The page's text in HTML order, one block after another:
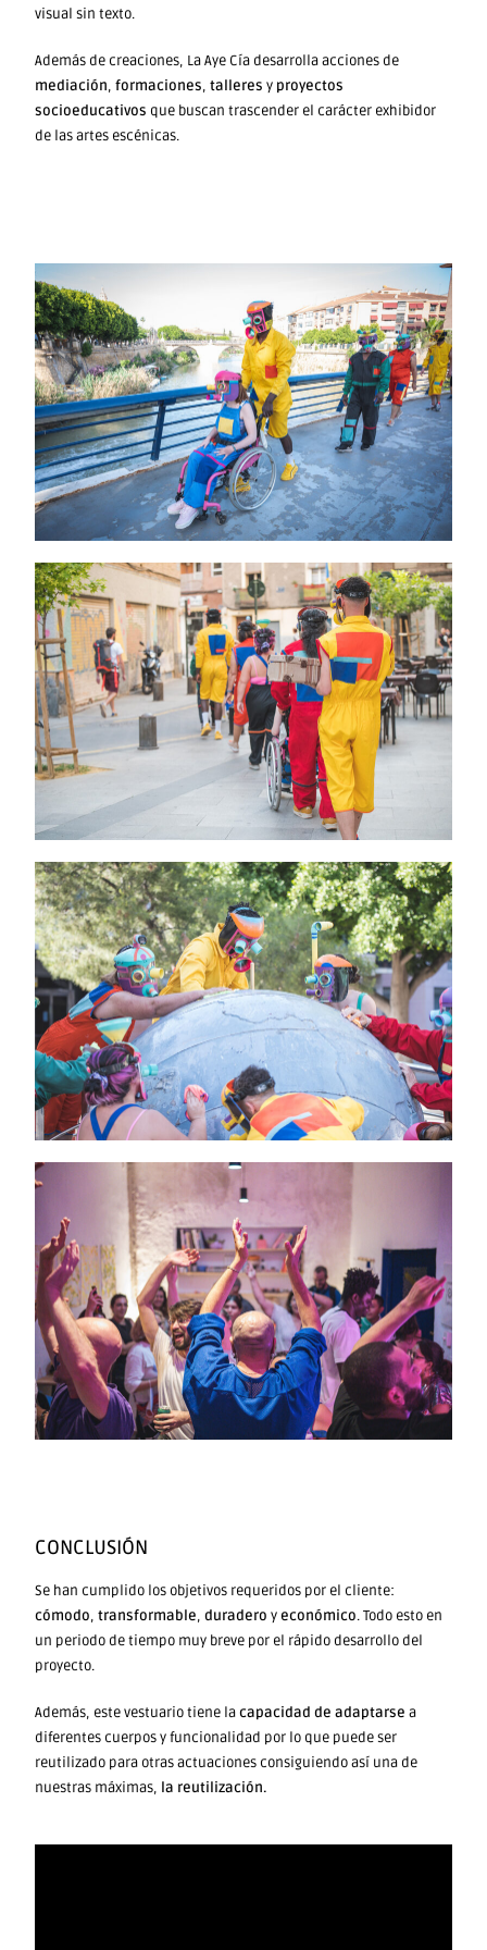
visual sin texto.
Además de creaciones, La Aye Cía desarrolla acciones de
mediación,formaciones,talleres y proyectos
socioeducativos que buscan trascender el carácter exhibidor
de las artes escénicas.
CONCLUSIÓN
Se han cumplido los objetivos requeridos por el cliente:
cómodo,transformable,duradero yeconómico. Todo esto en
un periodo de tiempo muy breve por el rápido desarrollo del
proyecto.
Además, este vestuario tiene lacapacidad de adaptarse a
diferentes cuerpos y funcionalidad por lo que puede ser
reutilizado para otras actuaciones consiguiendo así una de
nuestras máximas, la reutilización.